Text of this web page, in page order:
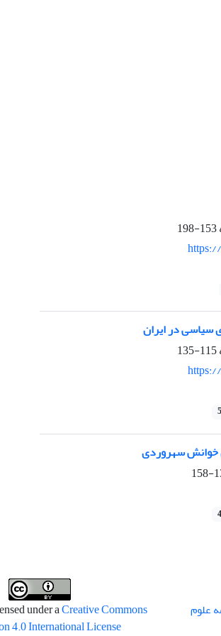
153-198
سیاسی در ایران
115-135
خوانش سهروردی
علوم
under aCreative Commons
4.0 International License